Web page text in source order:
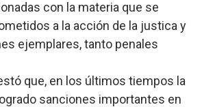
con la materia que se
a la acción de la justica y
ejemplares, tanto penales
que, en los últimos tiempos la
sanciones importantes en